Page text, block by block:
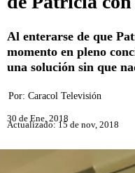
Al enterarse de que
momento en pleno
una solución sin que
Por: Caracol Televisión
30 de Ene, 2018
Actualizado: 15 de nov, 2018